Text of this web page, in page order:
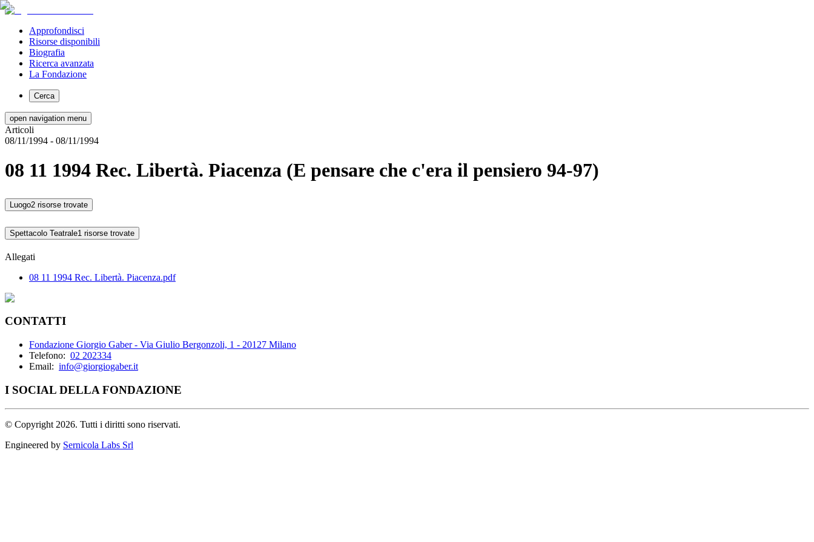
Approfondisci
Risorse disponibili
Biografia
Ricerca avanzata
La Fondazione
Cerca
open navigation menu
Articoli
08/11/1994 - 08/11/1994
08 11 1994 Rec. Libertà. Piacenza (E pensare che c'era il pensiero 94-97)
Luogo2 risorse trovate
Spettacolo Teatrale1 risorse trovate
Allegati
08 11 1994 Rec. Libertà. Piacenza.pdf
CONTATTI
Fondazione Giorgio Gaber - Via Giulio Bergonzoli, 1 - 20127 Milano
Telefono: 02 202334
Email: info@giorgiogaber.it
I SOCIAL DELLA FONDAZIONE
© Copyright 2026. Tutti i diritti sono riservati.
Engineered by Sernicola Labs Srl